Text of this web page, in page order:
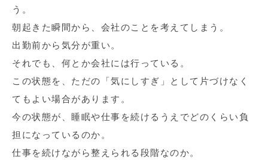
う。
朝起きた瞬間から、会社のことを考えてしまう。
出勤前から気分が重い。
それでも、何とか会社には行っている。
この状態を、ただの「気にしすぎ」として片づけなく
てもよい場合があります。
今の状態が、睡眠や仕事を続けるうえでどのくらい負
担になっているのか。
仕事を続けながら整えられる段階なのか。